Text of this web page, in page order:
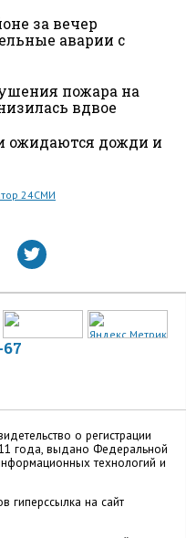
за вечер
аварии с
пожара на
вдвое
ожидаются дожди и
24СМИ
о регистрации
года, выдано Федеральной
технологий и
гиперссылка на сайт